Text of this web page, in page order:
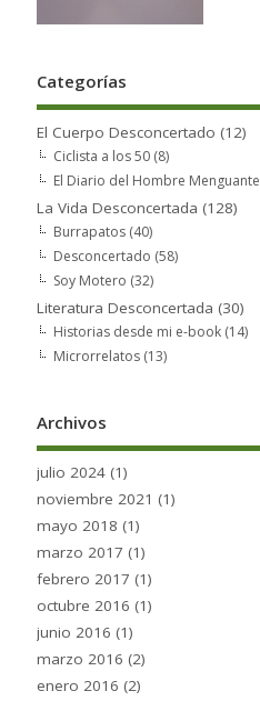
Categorías
El Cuerpo Desconcertado (12)
Ciclista a los 50 (8)
El Diario del Hombre Menguante
La Vida Desconcertada (128)
Burrapatos (40)
Desconcertado (58)
Soy Motero (32)
Literatura Desconcertada (30)
Historias desde mi e-book (14)
Microrrelatos (13)
Archivos
julio 2024 (1)
noviembre 2021 (1)
mayo 2018 (1)
marzo 2017 (1)
febrero 2017 (1)
octubre 2016 (1)
junio 2016 (1)
marzo 2016 (2)
enero 2016 (2)